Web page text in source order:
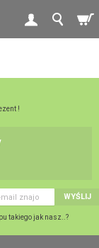
!
WYŚLIJ
takiego jak nasz..?